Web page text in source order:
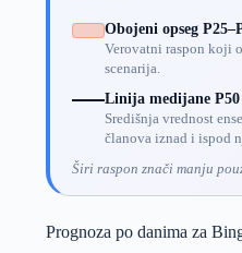
Obojeni opseg
Verovatni raspon koji
scenarija.
Linija medijane P50
Središnja vrednost
članova iznad i ispod
Širi raspon znači manju
Prognoza po danima za